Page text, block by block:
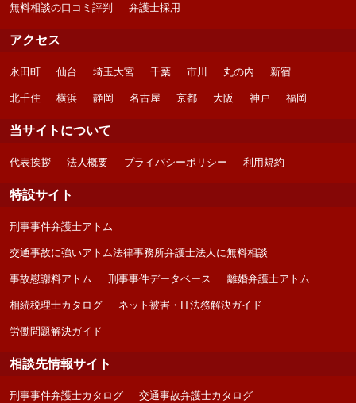
無料相談の口コミ評判 弁護士採用
アクセス
永田町 仙台 埼玉大宮 千葉 市川 丸の内 新宿
北千住 横浜 静岡 名古屋 京都 大阪 神戸 福岡
当サイトについて
代表挨拶 法人概要 プライバシーポリシー 利用規約
特設サイト
刑事事件弁護士アトム
交通事故に強いアトム法律事務所弁護士法人に無料相談
事故慰謝料アトム 刑事事件データベース 離婚弁護士アトム
相続税理士カタログ ネット被害・IT法務解決ガイド
労働問題解決ガイド
相談先情報サイト
刑事事件弁護士カタログ 交通事故弁護士カタログ